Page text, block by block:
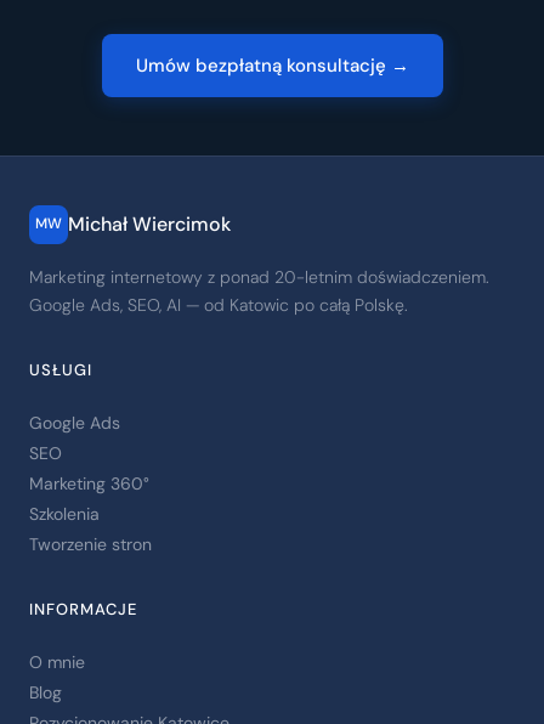
Umów bezpłatną konsultację →
MW Michał Wiercimok
Marketing internetowy z ponad 20-letnim doświadczeniem.
Google Ads, SEO, AI — od Katowic po całą Polskę.
USŁUGI
Google Ads
SEO
Marketing 360°
Szkolenia
Tworzenie stron
INFORMACJE
O mnie
Blog